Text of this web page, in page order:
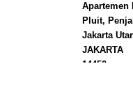
Apartemen
Pluit,
Jakarta
JAKARTA
14450